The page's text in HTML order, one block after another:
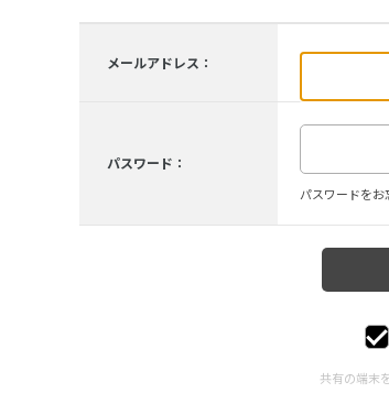
メールアドレス：
パスワード：
パスワードをお
共有の端末